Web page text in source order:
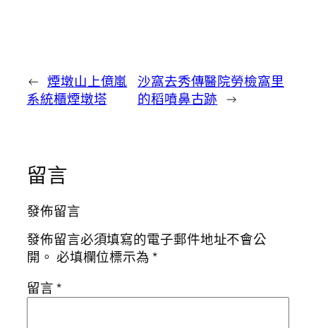
← 煙墩山上億嵐
系統櫃煙墩塔
沙窩去秀傳醫院勞檢窩里
的稻噴鼻古跡 →
留言
發佈留言
發佈留言必須填寫的電子郵件地址不會公
開。 必填欄位標示為*
留言*